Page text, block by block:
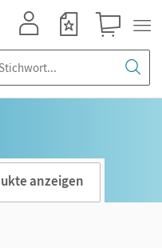
anzeigen